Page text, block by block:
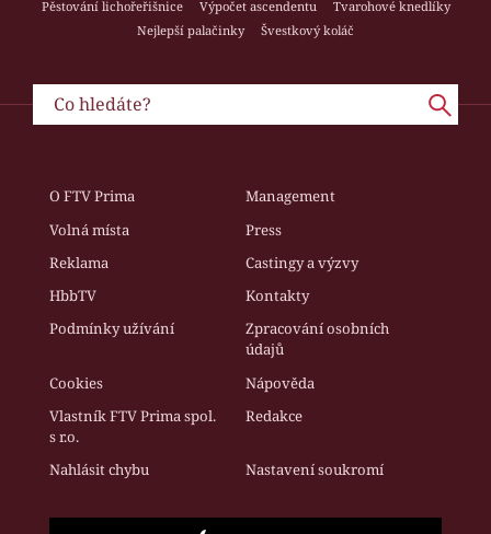
Pěstování lichořeřišnice
Výpočet ascendentu
Tvarohové knedlíky
Nejlepší palačinky
Švestkový koláč
O FTV Prima
Management
Volná místa
Press
Reklama
Castingy a výzvy
HbbTV
Kontakty
Podmínky užívání
Zpracování osobních
údajů
Cookies
Nápověda
Vlastník FTV Prima spol.
s r.o.
Redakce
Nahlásit chybu Nastavení soukromí